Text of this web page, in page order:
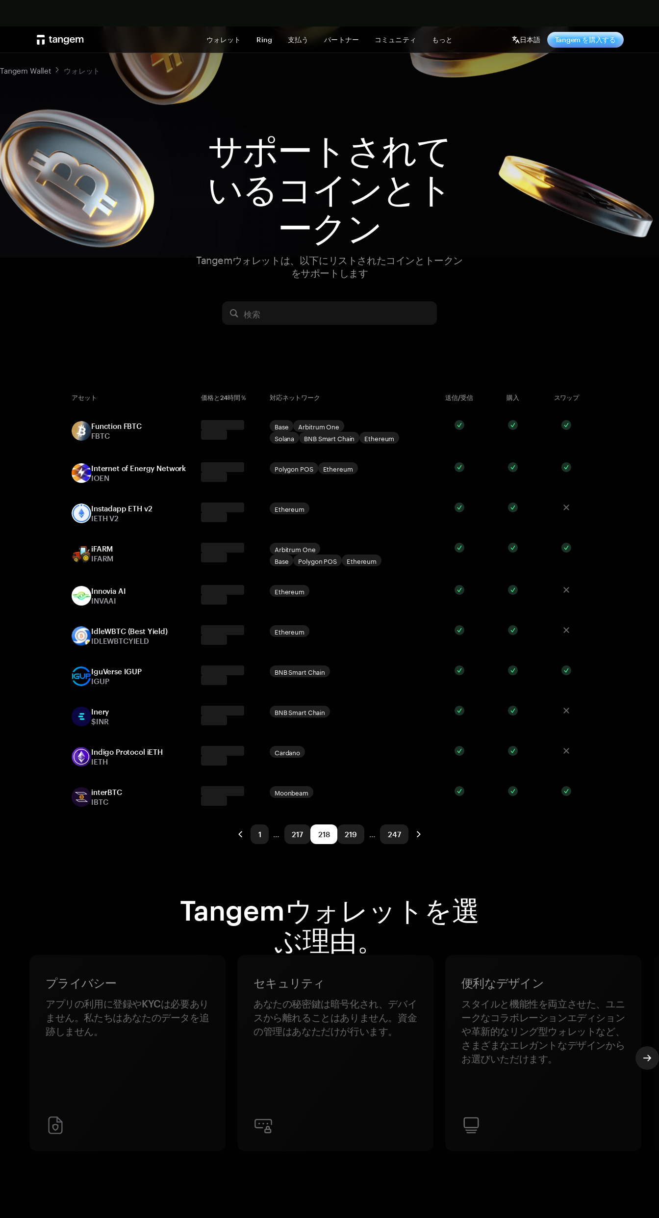
ウォレット Ring 支払う パートナー コミュニティ もっと 日本語 Tangem を購入する
Tangem Wallet ウォレット
サポートされて
いるコインとト
ークン
Tangemウォレットは、以下にリストされたコインとトークン
をサポートします
検索
アセット 価格と24時間％ 対応ネットワーク 送信/受信 購入 スワップ
Function FBTC
FBTC
Ethereum
BNB Smart Chain
Solana
Arbitrum One
Base
Internet of Energy Network
IOEN
Ethereum
Polygon POS
Instadapp ETH v2
IETH V2
Ethereum
iFARM
IFARM
Ethereum
Polygon POS
Base
Arbitrum One
Innovia AI
INVAAI
Ethereum
IdleWBTC (Best Yield)
IDLEWBTCYIELD
Ethereum
IguVerse IGUP
IGUP
BNB Smart Chain
Inery
$INR
BNB Smart Chain
Indigo Protocol iETH
IETH
Cardano
interBTC
IBTC
Moonbeam
1 … 217 218 219 … 247
Tangemウォレットを選
ぶ理由。
プライバシー
アプリの利用に登録やKYCは必要あり
ません。私たちはあなたのデータを追
跡しません。
セキュリティ
あなたの秘密鍵は暗号化され、デバイ
スから離れることはありません。資金
の管理はあなただけが行います。
便利なデザイン
スタイルと機能性を両立させた、ユニ
ークなコラボレーションエディション
や革新的なリング型ウォレットなど、
さまざまなエレガントなデザインから
お選びいただけます。